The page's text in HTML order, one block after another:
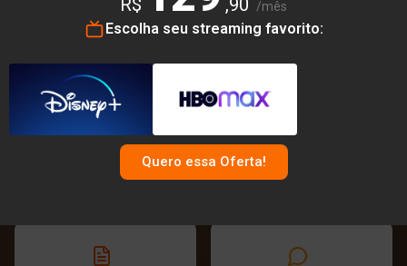
aqui você resolve
com um clique
É só clicar que já abre a caminho da solução. Na
Wavemax Internet a gente resolve com agilidade!
R$ ,90 /mês
Escolha seu streaming favorito:
Quero essa Oferta!